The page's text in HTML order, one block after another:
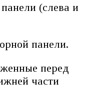
(слева и
панели.
перед
части